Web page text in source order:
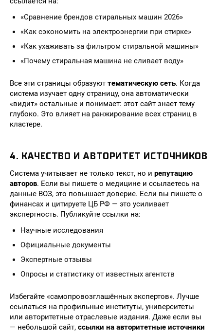
«Сравнение брендов стиральных машин 2026»
«Как сэкономить на электроэнергии при стирке»
«Как ухаживать за фильтром стиральной машины»
«Почему стиральная машина не сливает воду»
Все эти страницы образуют тематическую сеть. Когда
система изучает одну страницу, она автоматически
«видит» остальные и понимает: этот сайт знает тему
глубоко. Это влияет на ранжирование всех страниц в
кластере.
4. КАЧЕСТВО И АВТОРИТЕТ ИСТОЧНИКОВ
Система учитывает не только текст, но и репутацию
авторов. Если вы пишете о медицине и ссылаетесь на
данные ВОЗ, это повышает доверие. Если вы пишете о
финансах и цитируете ЦБ РФ — это усиливает
экспертность. Публикуйте ссылки на:
Научные исследования
Официальные документы
Экспертные отзывы
Опросы и статистику от известных агентств
Избегайте «самопровозглашённых экспертов». Лучше
ссылаться на профильные институты, университеты
или авторитетные отраслевые издания. Даже если вы
— небольшой сайт, ссылки на авторитетные источники